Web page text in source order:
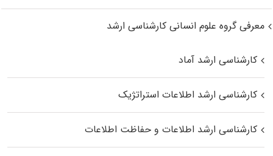
معرفی گروه علوم انسانی کارشناسی ارشد
کارشناسی ارشد آماد
کارشناسی ارشد اطلاعات استراتژیک
کارشناسی ارشد اطلاعات و حفاظت اطلاعات